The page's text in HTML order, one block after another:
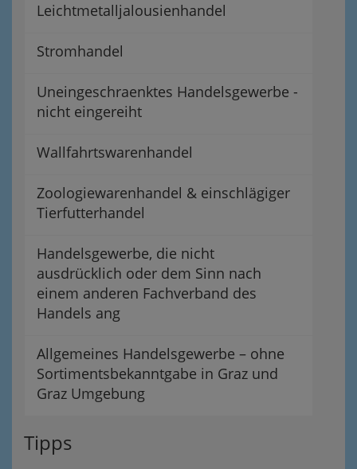
Leichtmetalljalousienhandel
Stromhandel
Uneingeschraenktes Handelsgewerbe -
nicht eingereiht
Wallfahrtswarenhandel
Zoologiewarenhandel & einschlägiger
Tierfutterhandel
Handelsgewerbe, die nicht
ausdrücklich oder dem Sinn nach
einem anderen Fachverband des
Handels ang
Allgemeines Handelsgewerbe – ohne
Sortimentsbekanntgabe in Graz und
Graz Umgebung
Tipps